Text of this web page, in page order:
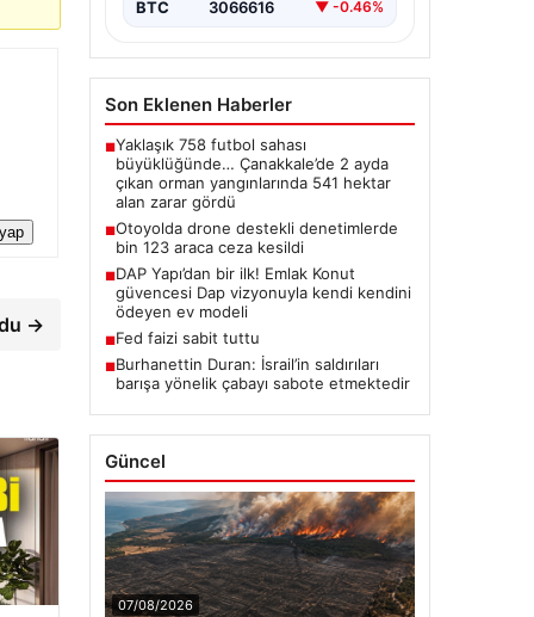
→
BTC 3066616 ▼ -0.46%
Son Eklenen Haberler
■Yaklaşık 758 futbol sahası
büyüklüğünde… Çanakkale’de 2 ayda
çıkan orman yangınlarında 541 hektar
alan zarar gördü
■Otoyolda drone destekli denetimlerde
bin 123 araca ceza kesildi
■DAP Yapı’dan bir ilk! Emlak Konut
güvencesi Dap vizyonuyla kendi kendini
ödeyen ev modeli
■Fed faizi sabit tuttu
■Burhanettin Duran: İsrail’in saldırıları
barışa yönelik çabayı sabote etmektedir
Güncel
07/08/2026